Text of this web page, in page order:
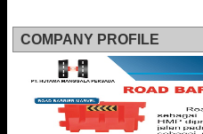
COMPANY PROFILE